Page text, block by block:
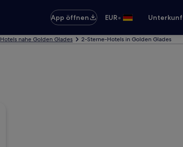
App öffnen EUR•
Hotels nahe Golden Glades 2-Sterne-Hotels in Golden Glades